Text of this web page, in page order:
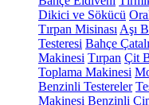
Dikici ve Sökücü
Tırpan Misinası Aşı
Testeresi Bahçe Çatalı
Makinesi Tırpan Çit
Toplama Makinesi
Benzinli Testereler
Makinesi Benzinli